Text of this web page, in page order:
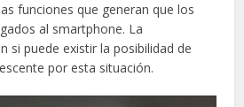
funciones que generan que los
al smartphone. La
si puede existir la posibilidad de
por esta situación.